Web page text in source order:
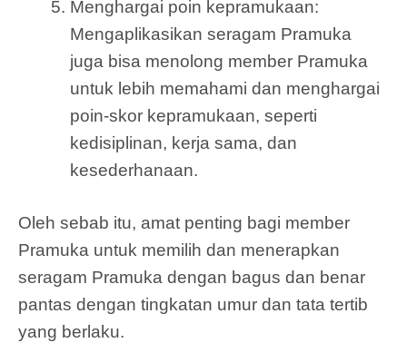
Menghargai poin kepramukaan:
Mengaplikasikan seragam Pramuka
juga bisa menolong member Pramuka
untuk lebih memahami dan menghargai
poin-skor kepramukaan, seperti
kedisiplinan, kerja sama, dan
kesederhanaan.
Oleh sebab itu, amat penting bagi member
Pramuka untuk memilih dan menerapkan
seragam Pramuka dengan bagus dan benar
pantas dengan tingkatan umur dan tata tertib
yang berlaku.